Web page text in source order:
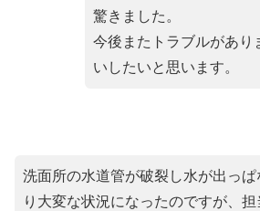
驚きました。
今後またトラブルがあり
いしたいと思います。
洗面所の水道管が破裂し水が出っぱ
り大変な状況になったのですが、